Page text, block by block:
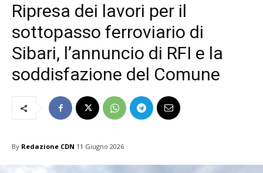
Ripresa dei lavori per il
sottopasso ferroviario di
Sibari, l’annuncio di RFI e la
soddisfazione del Comune
By Redazione CDN 11 Giugno 2026